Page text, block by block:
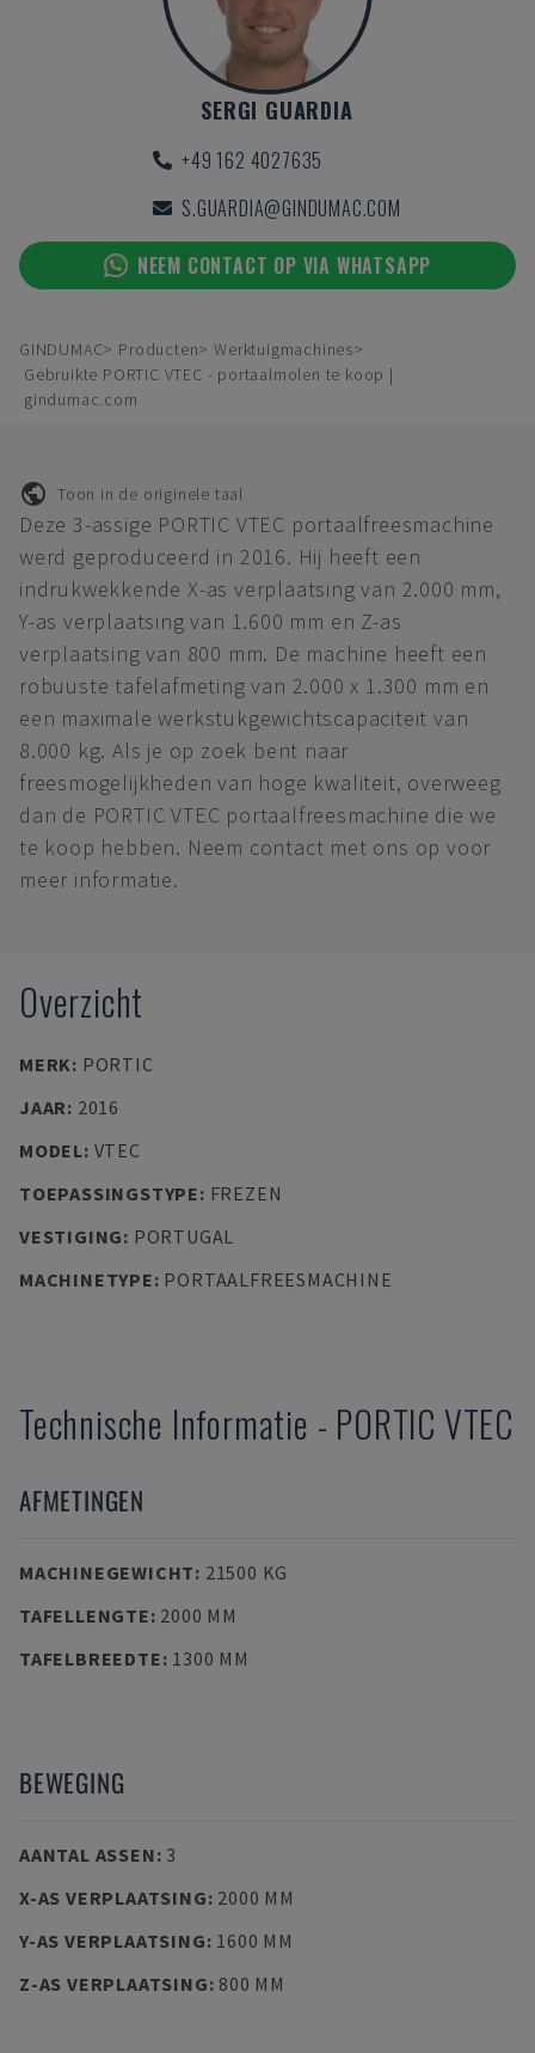
SERGI GUARDIA
+49 162 4027635
S.GUARDIA@GINDUMAC.COM
NEEM CONTACT OP VIA WHATSAPP
GINDUMAC Producten
Werktuigmachines
Gebruikte PORTIC VTEC - portaalmolen te koop |
gindumac.com
Toon in de originele taal
Deze 3-assige PORTIC VTEC portaalfreesmachine
werd geproduceerd in 2016. Hij heeft een
indrukwekkende X-as verplaatsing van 2.000 mm,
Y-as verplaatsing van 1.600 mm en Z-as
verplaatsing van 800 mm. De machine heeft een
robuuste tafelafmeting van 2.000 x 1.300 mm en
een maximale werkstukgewichtscapaciteit van
8.000 kg. Als je op zoek bent naar
freesmogelijkheden van hoge kwaliteit, overweeg
dan de PORTIC VTEC portaalfreesmachine die we
te koop hebben. Neem contact met ons op voor
meer informatie.
Overzicht
MERK: PORTIC
JAAR: 2016
MODEL: VTEC
TOEPASSINGSTYPE: FREZEN
VESTIGING: PORTUGAL
MACHINETYPE: PORTAALFREESMACHINE
Technische Informatie - PORTIC VTEC
AFMETINGEN
MACHINEGEWICHT: 21500 KG
TAFELLENGTE: 2000 MM
TAFELBREEDTE: 1300 MM
BEWEGING
AANTAL ASSEN: 3
X-AS VERPLAATSING: 2000 MM
Y-AS VERPLAATSING: 1600 MM
Z-AS VERPLAATSING: 800 MM